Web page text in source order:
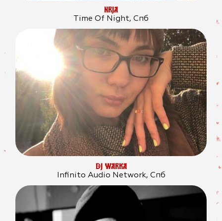
NRJA
Time Of Night, Спб
DJ WARKA
Infinito Audio Network, Спб